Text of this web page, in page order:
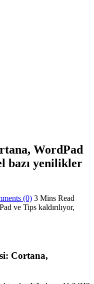
WordPad
bazı yenilikler
(0) 3 Mins Read
Cortana,